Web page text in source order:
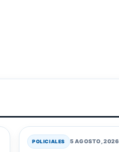
POLICIALES 5 AGOSTO, 2026